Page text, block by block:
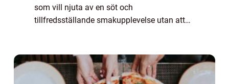
som vill njuta av en söt och
tillfredsställande smakupplevelse utan att
översikt ö...